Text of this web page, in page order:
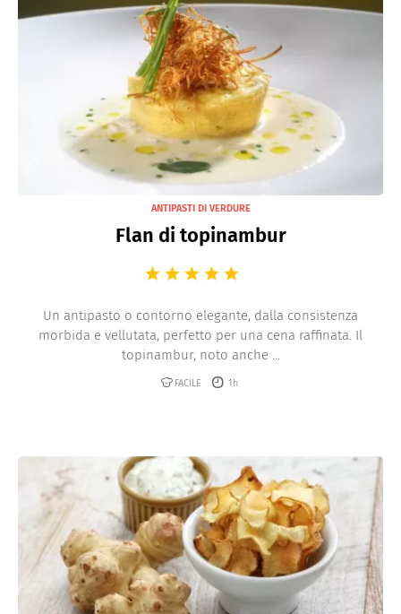
ANTIPASTI DI VERDURE
Flan di topinambur
Un antipasto o contorno elegante, dalla consistenza
morbida e vellutata, perfetto per una cena raffinata. Il
topinambur, noto anche ...
FACILE 1h